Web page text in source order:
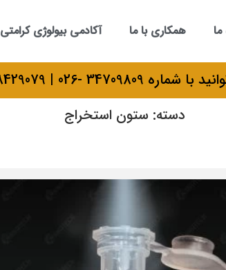
ما همکاری با ما آکادمی بیولوژی کرامتی
28429079-021 تماس بگیرید.
دسته: ستون استخراج